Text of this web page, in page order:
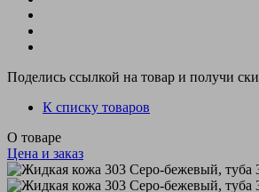
Поделись ссылкой на товар и получи
К списку товаров
О товаре
Цена и заказ